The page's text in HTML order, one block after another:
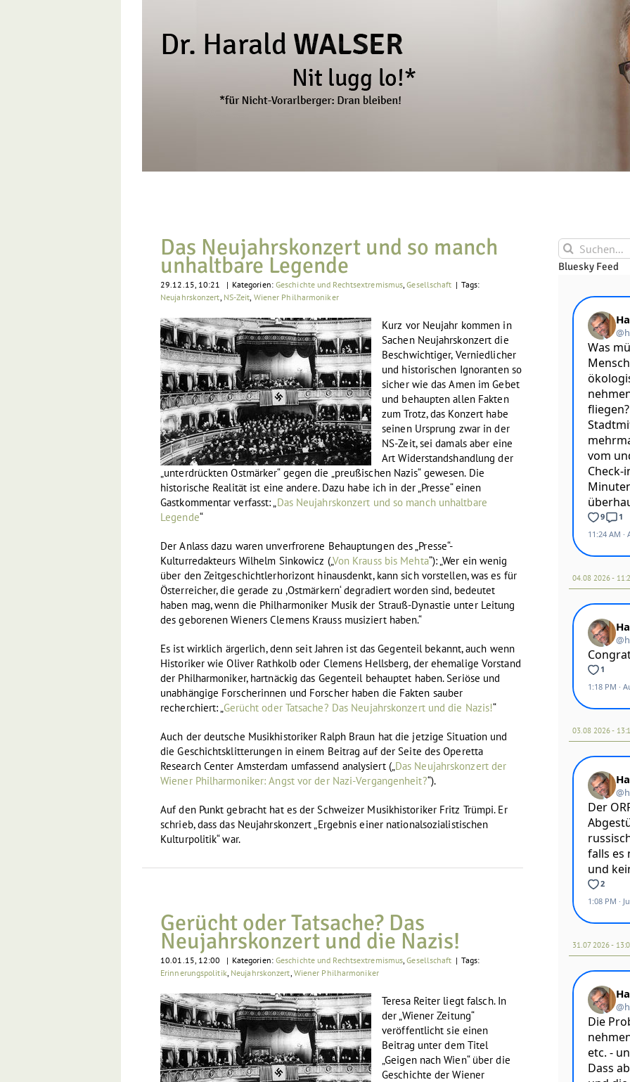
Das Neujahrskonzert und so manch
unhaltbare Legende
29.12.15, 10:21 | Kategorien: Geschichte und Rechtsextremismus,Gesellschaft | Tags:
Neujahrskonzert, NS-Zeit, Wiener Philharmoniker
Kurz vor Neujahr kommen in
Sachen Neujahrskonzert die
Beschwichtiger, Verniedlicher
und historischen Ignoranten so
sicher wie das Amen im Gebet
und behaupten allen Fakten
zum Trotz, das Konzert habe
seinen Ursprung zwar in der
NS-Zeit, sei damals aber eine
Art Widerstandshandlung der
„unterdrückten Ostmärker“ gegen die „preußischen Nazis“ gewesen. Die
historische Realität ist eine andere. Dazu habe ich in der „Presse“ einen
Gastkommentar verfasst: „Das Neujahrskonzert und so manch unhaltbare
Legende“
Der Anlass dazu waren unverfrorene Behauptungen des „Presse“-
Kulturredakteurs Wilhelm Sinkowicz („Von Krauss bis Mehta“): „Wer ein wenig
über den Zeitgeschichtlerhorizont hinausdenkt, kann sich vorstellen, was es für
Österreicher, die gerade zu ,Ostmärkern‘ degradiert worden sind, bedeutet
haben mag, wenn die Philharmoniker Musik der Strauß-Dynastie unter Leitung
des geborenen Wieners Clemens Krauss musiziert haben.“
Es ist wirklich ärgerlich, denn seit Jahren ist das Gegenteil bekannt, auch wenn
Historiker wie Oliver Rathkolb oder Clemens Hellsberg, der ehemalige Vorstand
der Philharmoniker, hartnäckig das Gegenteil behauptet haben. Seriöse und
unabhängige Forscherinnen und Forscher haben die Fakten sauber
recherchiert: „Gerücht oder Tatsache? Das Neujahrskonzert und die Nazis!“
Auch der deutsche Musikhistoriker Ralph Braun hat die jetzige Situation und
die Geschichtsklitterungen in einem Beitrag auf der Seite des Operetta
Research Center Amsterdam umfassend analysiert („Das Neujahrskonzert der
Wiener Philharmoniker: Angst vor der Nazi-Vergangenheit?“).
Auf den Punkt gebracht hat es der Schweizer Musikhistoriker Fritz Trümpi. Er
schrieb, dass das Neujahrskonzert „Ergebnis einer nationalsozialistischen
Kulturpolitik“ war.
Gerücht oder Tatsache? Das
Neujahrskonzert und die Nazis!
10.01.15, 12:00 | Kategorien: Geschichte und Rechtsextremismus,Gesellschaft | Tags:
Erinnerungspolitik, Neujahrskonzert, Wiener Philharmoniker
Teresa Reiter liegt falsch. In
der „Wiener Zeitung“
veröffentlicht sie einen
Beitrag unter dem Titel
„Geigen nach Wien“ über die
Geschichte der Wiener
Suche
nach:
Bluesky Feed
04.08 2026 -
03.08 2026 -
31.07 2026 -